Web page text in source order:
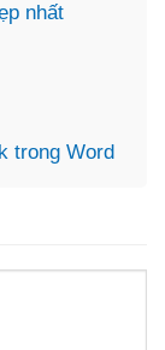
nhất
trong Word